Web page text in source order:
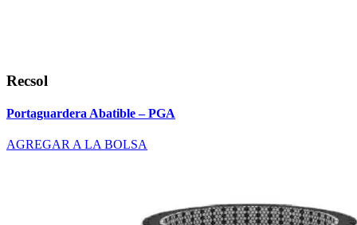
Recsol
Portaguardera Abatible – PGA
AGREGAR A LA BOLSA